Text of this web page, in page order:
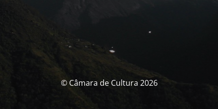
© Câmara de Cultura 2026